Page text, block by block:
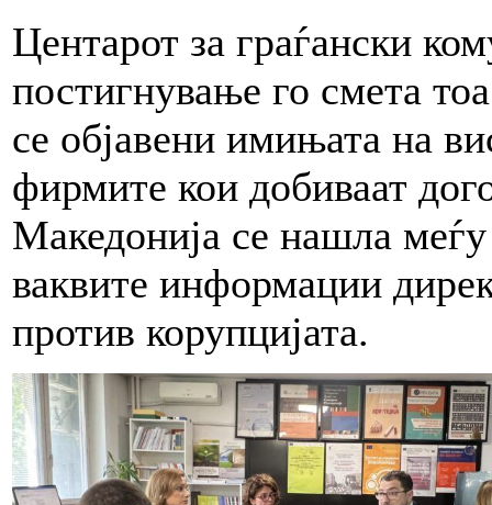
Центарот за граѓански
постигнување го смета
се објавени имињата на
фирмите кои добиваат
Македонија се нашла меѓу
ваквите информации
против корупцијата.